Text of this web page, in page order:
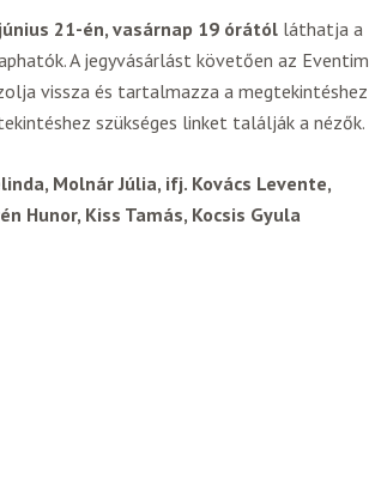
június 21-én, vasárnap 19 órától láthatja a
A jegyvásárlást követően az Eventim
vissza és tartalmazza a megtekintéshez
szükséges linket találják a nézők.
Molnár Júlia, ifj. Kovács Levente,
Hunor, Kiss Tamás, Kocsis Gyula